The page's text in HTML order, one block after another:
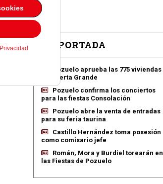
EN PORTADA
Pozuelo aprueba las 775 viviendas
de Huerta Grande
Pozuelo confirma los conciertos
para las fiestas Consolación
Pozuelo abre la venta de entradas
para su feria taurina
Castillo Hernández toma posesión
como comisario jefe
Román, Mora y Burdiel torearán en
las Fiestas de Pozuelo